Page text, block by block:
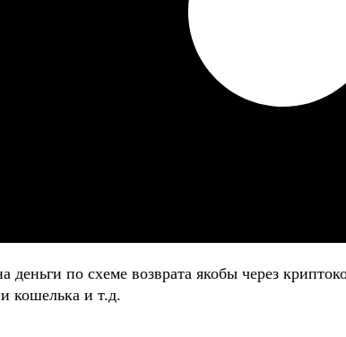
деньги по схеме возврата якобы через
кошелька и т.д.